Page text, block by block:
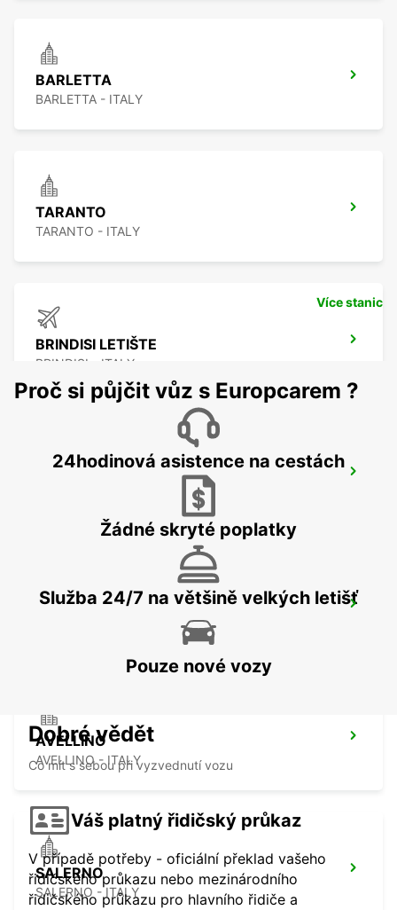
BARLETTA
BARLETTA - ITALY
TARANTO
TARANTO - ITALY
BRINDISI LETIŠTE
BRINDISI - ITALY
LECCE
AVELLINO
AVELLINO - ITALY
SALERNO
SALERNO - ITALY
Více stanic
Proč si půjčit vůz s Europcarem ?
24hodinová asistence na cestách
Žádné skryté poplatky
Služba 24/7 na většině velkých letišť
Pouze nové vozy
Dobré vědět
Co mít s sebou při vyzvednutí vozu
Váš platný řidičský průkaz
V případě potřeby - oficiální překlad vašeho
řidičského průkazu nebo mezinárodního
řidičského průkazu pro hlavního řidiče a